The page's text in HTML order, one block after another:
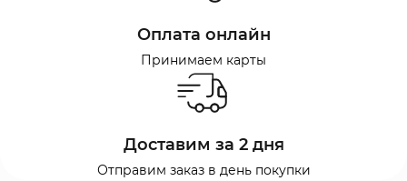
Оплата онлайн
Принимаем карты
Доставим за 2 дня
Отправим заказ в день покупки